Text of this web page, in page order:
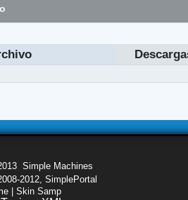
,Simple Machines
2012, SimplePortal
| Skin Samp